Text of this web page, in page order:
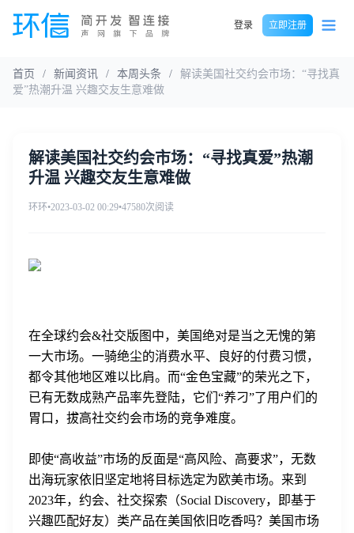
登录 立即注册
首页 / 新闻资讯 / 本周头条 /
解读美国社交约会市场：“寻找真
爱”热潮升温 兴趣交友生意难做
解读美国社交约会市场：“寻找真爱”热潮
升温 兴趣交友生意难做
环环•2023-03-02 00:29•47580次阅读
在全球约会&社交版图中，美国绝对是当之无愧的第
一大市场。一骑绝尘的消费水平、良好的付费习惯，
都令其他地区难以比肩。而“金色宝藏”的荣光之下，
已有无数成熟产品率先登陆，它们“养刁”了用户们的
胃口，拔高社交约会市场的竞争难度。
即使“高收益”市场的反面是“高风险、高要求”，无数
出海玩家依旧坚定地将目标选定为欧美市场。来到
2023年，约会、社交探索（Social Discovery，即基于
兴趣匹配好友）类产品在美国依旧吃香吗？美国市场